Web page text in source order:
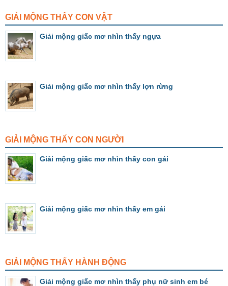
GIẢI MỘNG THẤY CON VẬT
Giải mộng giấc mơ nhìn thấy ngựa
Giải mộng giấc mơ nhìn thấy lợn rừng
GIẢI MỘNG THẤY CON NGƯỜI
Giải mộng giấc mơ nhìn thấy con gái
Giải mộng giấc mơ nhìn thấy em gái
GIẢI MỘNG THẤY HÀNH ĐỘNG
Giải mộng giấc mơ nhìn thấy phụ nữ sinh em bé